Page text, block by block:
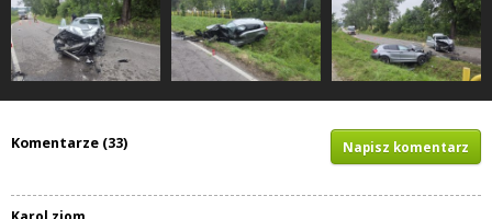
Komentarze (33) Napisz komentarz